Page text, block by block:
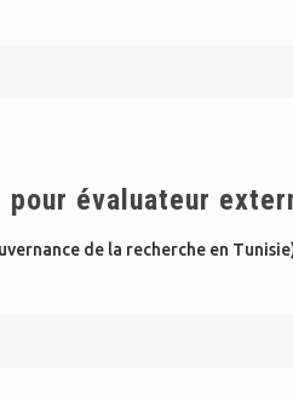
évaluateur
de la recherche en